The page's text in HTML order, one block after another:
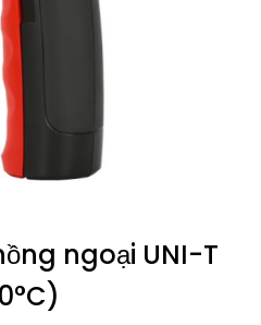
ngoại UNI-T